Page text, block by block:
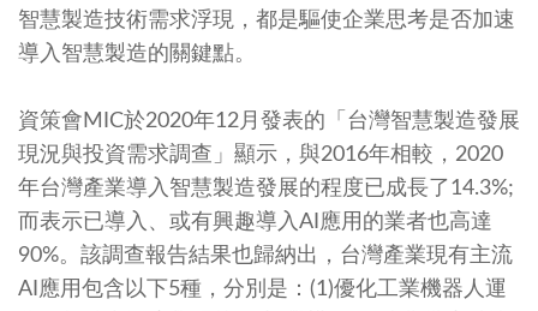
智慧製造技術需求浮現，都是驅使企業思考是否加速
導入智慧製造的關鍵點。
資策會MIC於2020年12月發表的「台灣智慧製造發展
現況與投資需求調查」顯示，與2016年相較，2020
年台灣產業導入智慧製造發展的程度已成長了14.3%;
而表示已導入、或有興趣導入AI應用的業者也高達
90%。該調查報告結果也歸納出，台灣產業現有主流
AI應用包含以下5種，分別是：(1)優化工業機器人運